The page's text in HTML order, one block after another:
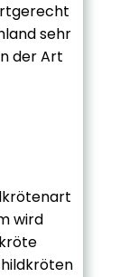
sehr
der Art
wird